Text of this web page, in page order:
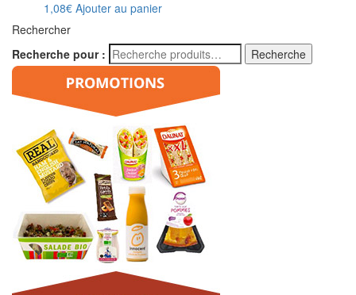
1,08€ Ajouter au panier
Rechercher
Recherche pour :